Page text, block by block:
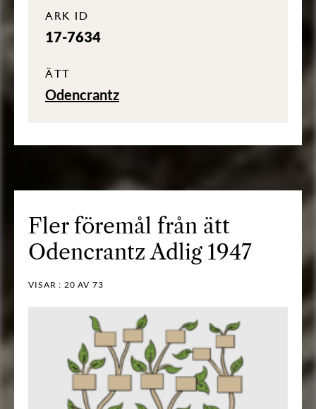
ARK ID
17-7634
ÄTT
Odencrantz
Fler föremål från ätt
Odencrantz Adlig 1947
VISAR : 20 AV 73